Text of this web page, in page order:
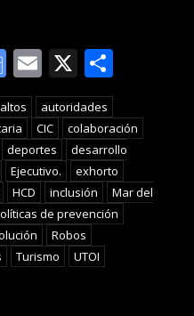
Google
Translate
Email
X
autoridades
CIC
colaboración
deportes
desarrollo
Ejecutivo.
exhorto
HCD inclusión
Mar del
de prevención
Robos
Turismo
UTOI